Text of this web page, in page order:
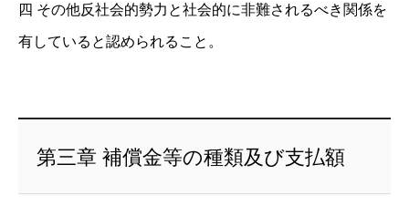
四 その他反社会的勢力と社会的に非難されるべき関係を
有していると認められること。
第三章 補償金等の種類及び支払額